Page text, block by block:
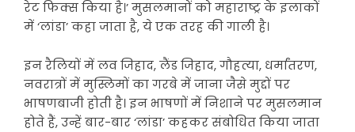
रेट फिक्स किया है।’ मुसलमानों को महाराष्ट्र के इलाकों
में ‘लांडा’ कहा जाता है, ये एक तरह की गाली है।
इन रैलियों में लव जिहाद, लैंड जिहाद, गौहत्या, धर्मांतरण,
नवरात्रों में मुस्लिमों का गरबे में जाना जैसे मुद्दों पर
भाषणबाजी होती है। इन भाषणों में निशाने पर मुसलमान
होते हैं, उन्हें बार-बार ‘लांडा’ कहकर संबोधित किया जाता